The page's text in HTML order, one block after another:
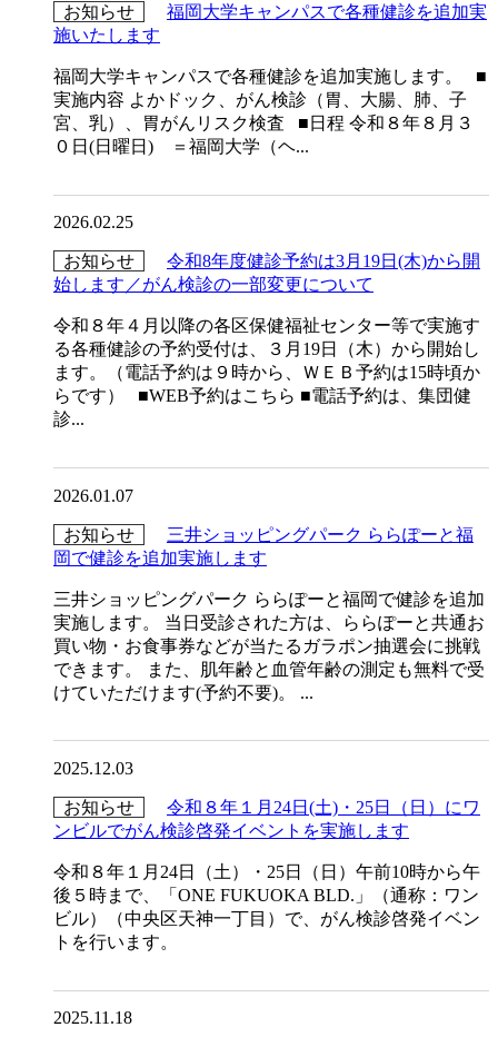
お知らせ
福岡大学キャンパスで各種健診を追加実
施いたします
福岡大学キャンパスで各種健診を追加実施します。 ■
実施内容 よかドック、がん検診（胃、大腸、肺、子
宮、乳）、胃がんリスク検査 ■日程 令和８年８月３
０日(日曜日) ＝福岡大学（ヘ...
2026.02.25
お知らせ
令和8年度健診予約は3月19日(木)から開
始します／がん検診の一部変更について
令和８年４月以降の各区保健福祉センター等で実施す
る各種健診の予約受付は、３月19日（木）から開始し
ます。（電話予約は９時から、ＷＥＢ予約は15時頃か
らです） ■WEB予約はこちら ■電話予約は、集団健
診...
2026.01.07
お知らせ
三井ショッピングパーク ららぽーと福
岡で健診を追加実施します
三井ショッピングパーク ららぽーと福岡で健診を追加
実施します。 当日受診された方は、ららぽーと共通お
買い物・お食事券などが当たるガラポン抽選会に挑戦
できます。 また、肌年齢と血管年齢の測定も無料で受
けていただけます(予約不要)。 ...
2025.12.03
お知らせ
令和８年１月24日(土)・25日（日）にワ
ンビルでがん検診啓発イベントを実施します
令和８年１月24日（土）・25日（日）午前10時から午
後５時まで、「ONE FUKUOKA BLD.」（通称：ワン
ビル）（中央区天神一丁目）で、がん検診啓発イベン
トを行います。
2025.11.18